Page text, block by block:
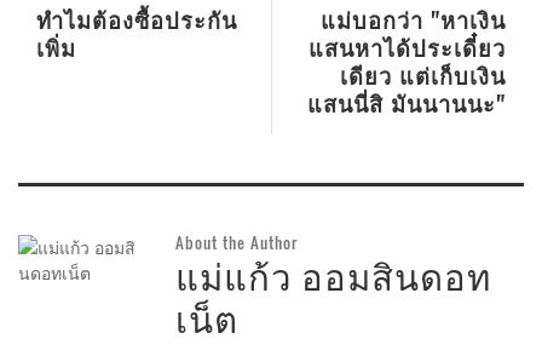
แม่บอกว่า "หาเงิน
แสนหาได้ประเดี๋ยว
เดียว แต่เก็บเงิน
แสนนี่สิ มันนานนะ"
ทำไมต้องซื้อประกัน
เพิ่ม
About the Author
แม่แก้ว ออมสินดอท
เน็ต